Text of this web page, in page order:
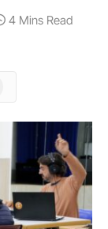
4 Mins Read